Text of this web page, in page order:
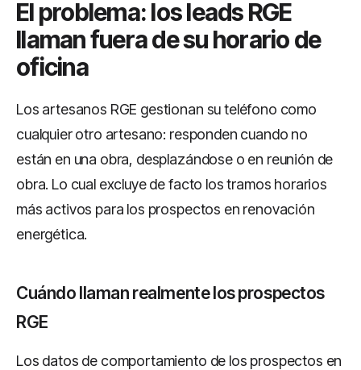
El problema: los leads RGE
llaman fuera de su horario de
oficina
Los artesanos RGE gestionan su teléfono como
cualquier otro artesano: responden cuando no
están en una obra, desplazándose o en reunión de
obra. Lo cual excluye de facto los tramos horarios
más activos para los prospectos en renovación
energética.
Cuándo llaman realmente los prospectos
RGE
Los datos de comportamiento de los prospectos en